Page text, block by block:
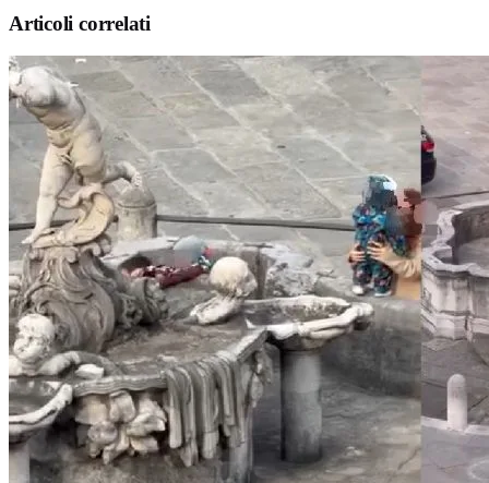
Articoli correlati